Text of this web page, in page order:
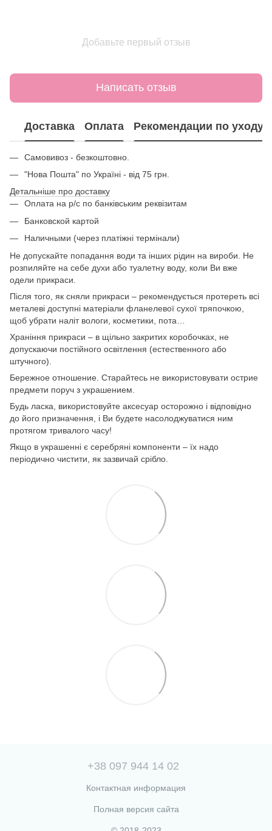
Добавьте первый отзыв
Написать отзыв
Доставка Оплата Рекомендации по уходу
Самовивоз - безкоштовно.
"Нова Пошта" по Україні - від 75 грн.
Детальніше про доставку
Оплата на р/с по банківським реквізитам
Банковской картой
Наличными (через платіжні термінали)
Не допускайте попадання води та інших рідин на вироби. Не
розпиляйте на себе духи або туалетну воду, коли Ви вже
одели прикраси.
Після того, як сняли прикраси – рекомендується протереть всі
металеві доступні матеріали фланелевої сухої тряпочкою,
щоб убрати наліт вологи, косметики, пота…
Храніння прикраси – в щільно закритих коробочках, не
допускаючи постійного освітлення (естественного або
штучного).
Бережное отношение. Старайтесь не використовувати острие
предмети поруч з украшением.
Будь ласка, використовуйте аксесуар осторожно і відповідно
до його призначення, і Ви будете насолоджуватися ним
протягом тривалого часу!
Якщо в украшенні є серебряні компоненти – їх надо
періодично чистити, як зазвичай срібло.
+38 097 944 14 02
Контактная информация
Полная версия сайта